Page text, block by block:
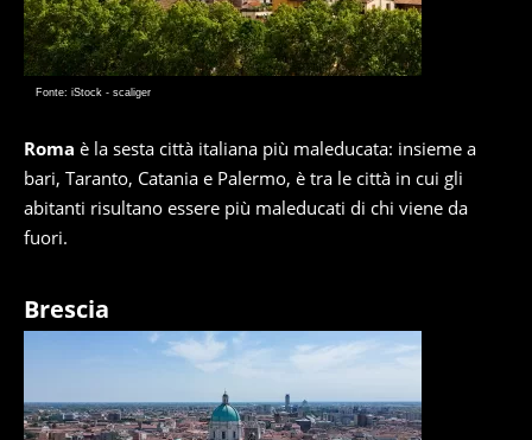
Fonte: iStock - scaliger
Roma è la sesta città italiana più maleducata: insieme a
bari, Taranto, Catania e Palermo, è tra le città in cui gli
abitanti risultano essere più maleducati di chi viene da
fuori.
Brescia